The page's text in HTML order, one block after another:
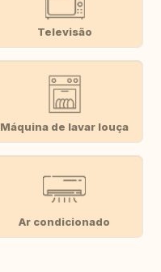
Televisão
Máquina de lavar louça
Ar condicionado